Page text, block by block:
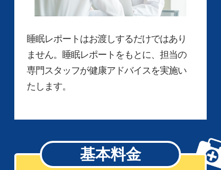
睡眠レポートはお渡しするだけではあり
ません。睡眠レポートをもとに、担当の
専門スタッフが健康アドバイスを実施い
たします。
基本料金